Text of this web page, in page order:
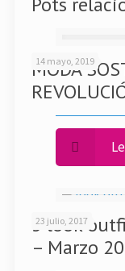
14 mayo, 2019
MODA
23 julio, 2017
3 look
– Marzo